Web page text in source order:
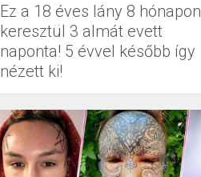
Ez a 18 éves lány 8 hónapon
keresztül 3 almát evett
naponta! 5 évvel később így
nézett ki!